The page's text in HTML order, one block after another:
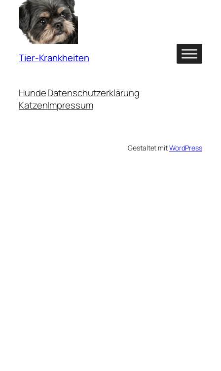
Tier-Krankheiten
Hunde
Katzen
Datenschutzerklärung
Impressum
Gestaltet mitWordPress